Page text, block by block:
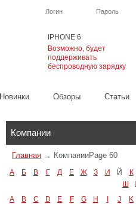
IPHONE 6
Возможно, будет
поддерживать
беспроводную зарядку
Логин Пароль
Новинки Обзоры Cтатьи
Компании
Главная → КомпанииPage 60
А Б В Г Д Е Ж З И Й
К
Ш
A
B C D E F G H J
K